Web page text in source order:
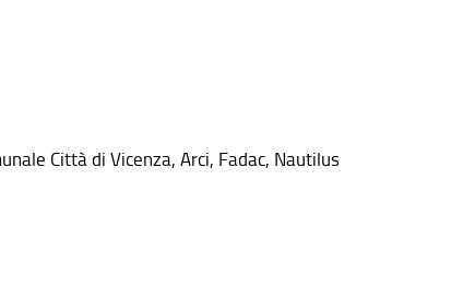
Città di Vicenza, Arci, Fadac, Nautilus